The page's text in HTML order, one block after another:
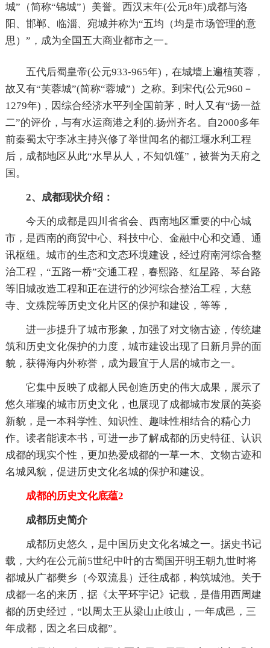
城”（简称“锦城”）美誉。西汉末年(公元8年)成都与洛
阳、邯郸、临淄、宛城并称为“五均（均是市场管理的意
思）”，成为全国五大商业都市之一。
五代后蜀皇帝(公元933-965年)，在城墙上遍植芙蓉，
故又有“芙蓉城”(简称“蓉城”）之称。到宋代(公元960－
1279年)，因综合经济水平列全国前茅，时人又有“扬一益
二”的评价，与有水运商港之利的.扬州齐名。自2000多年
前秦蜀太守李冰主持兴修了举世闻名的都江堰水利工程
后，成都地区从此“水旱从人，不知饥馑”，被誉为天府之
国。
2、成都现状介绍：
今天的成都是四川省省会、西南地区重要的中心城
市，是西南的商贸中心、科技中心、金融中心和交通、通
讯枢纽。城市的生态和文态环境建设，经过府南河综合整
治工程，“五路一桥”交通工程，春熙路、红星路、琴台路
等旧城改造工程和正在进行的沙河综合整治工程，大慈
寺、文殊院等历史文化片区的保护和建设，等等，
进一步提升了城市形象，加强了对文物古迹，传统建
筑和历史文化保护的力度，城市建设出现了日新月异的面
貌，获得海内外称誉，成为最宜于人居的城市之一。
它集中反映了成都人民创造历史的伟大成果，展示了
悠久璀璨的城市历史文化，也展现了成都城市发展的英姿
新貌，是一本科学性、知识性、趣味性相结合的精心力
作。读者能读本书，可进一步了解成都的历史特征、认识
成都的现实个性，更加热爱成都的一草一木、文物古迹和
名城风貌，促进历史文化名城的保护和建设。
成都的历史文化底蕴2
成都历史简介
成都历史悠久，是中国历史文化名城之一。据史书记
载，大约在公元前5世纪中叶的古蜀国开明王朝九世时将
都城从广都樊乡（今双流县）迁往成都，构筑城池。关于
成都一名的来历，据《太平环宇记》记载，是借用西周建
都的历史经过，“以周太王从梁山止岐山，一年成邑，三
年成都，因之名曰成都”。